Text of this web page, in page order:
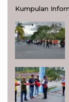
Kumpulan